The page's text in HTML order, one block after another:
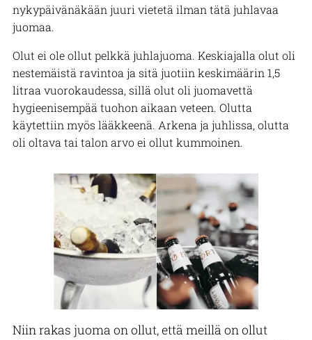
nykypäivänäkään juuri vietetä ilman tätä juhlavaa
juomaa.
Olut ei ole ollut pelkkä juhlajuoma. Keskiajalla olut oli
nestemäistä ravintoa ja sitä juotiin keskimäärin 1,5
litraa vuorokaudessa, sillä olut oli juomavettä
hygieenisempää tuohon aikaan veteen. Olutta
käytettiin myös lääkkeenä. Arkena ja juhlissa, olutta
oli oltava tai talon arvo ei ollut kummoinen.
Niin rakas juoma on ollut, että meillä on ollut